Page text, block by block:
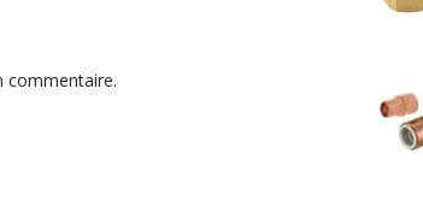
commentaire.